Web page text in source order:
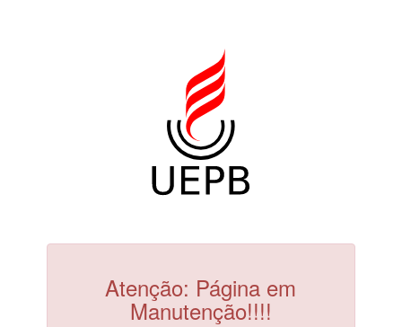
Atenção: Página em
Manutenção!!!!